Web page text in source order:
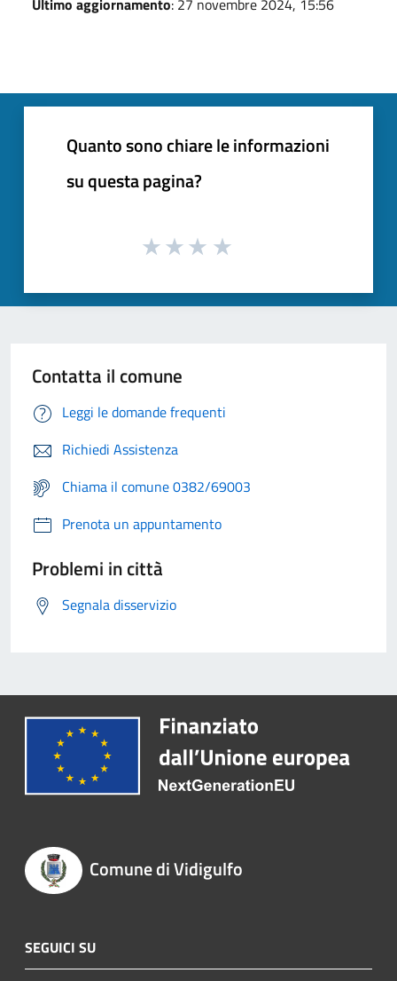
Quanto sono chiare le informazioni
su questa pagina?
Contatta il comune
Leggi le domande frequenti
Richiedi Assistenza
Chiama il comune 0382/69003
Prenota un appuntamento
Problemi in città
Segnala disservizio
Comune di Vidigulfo
SEGUICI SU